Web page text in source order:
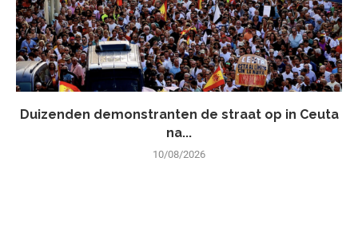
Duizenden demonstranten de straat op in Ceuta
na...
10/08/2026